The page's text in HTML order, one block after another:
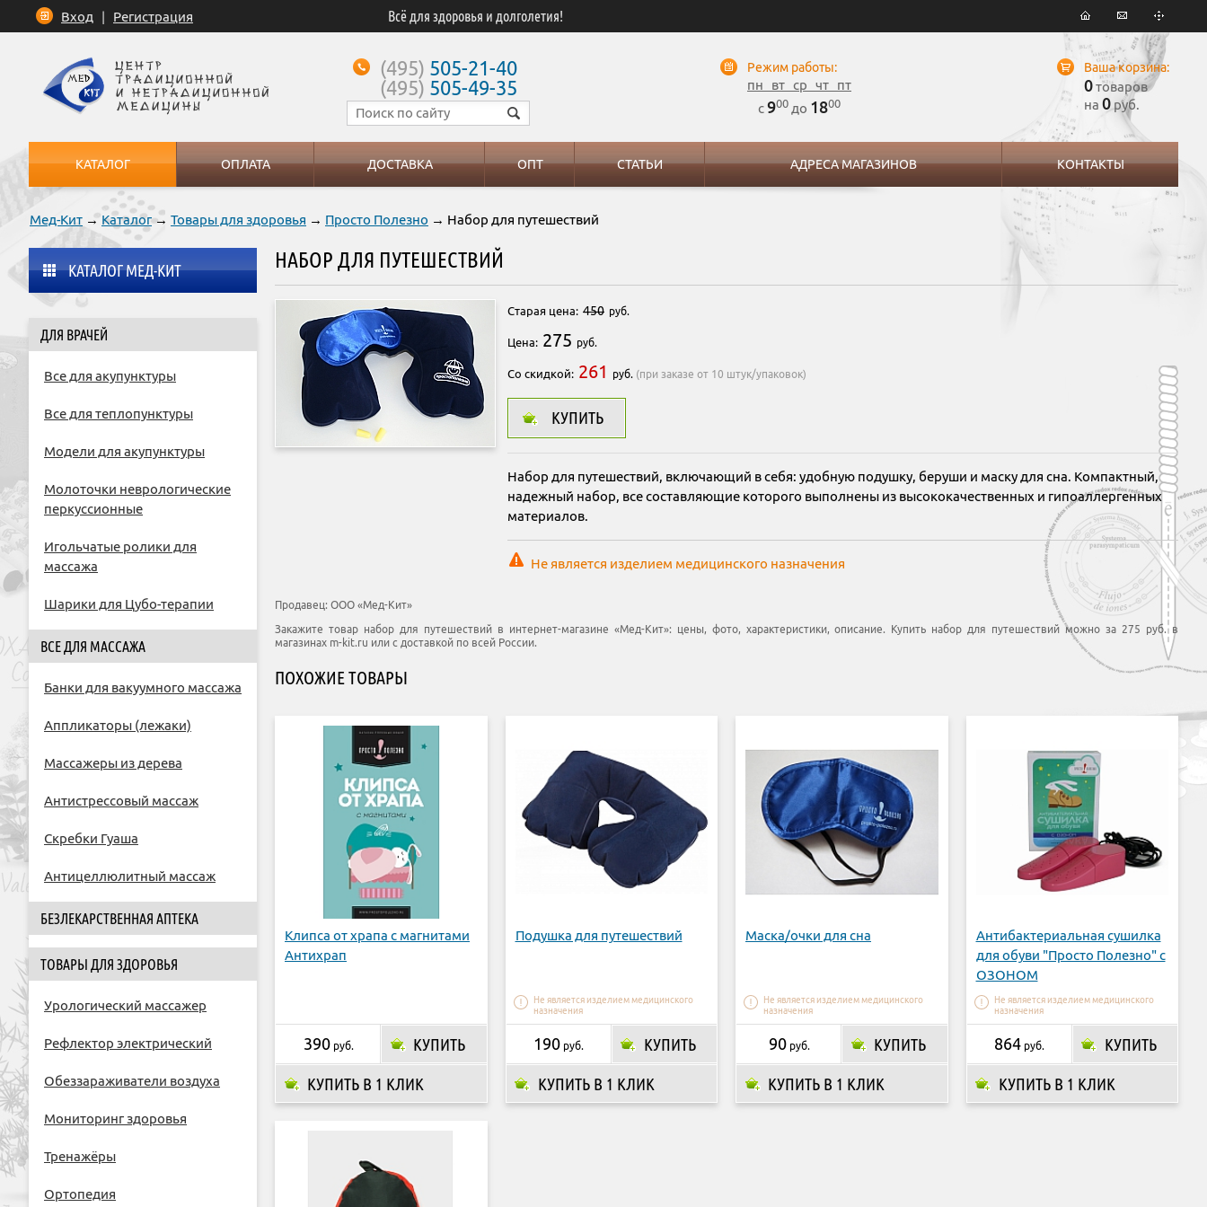
Мед-Кит →Каталог→ Товары для здоровья → Просто Полезно → Набор для путешествий
НАБОР ДЛЯ ПУТЕШЕСТВИЙ
Старая цена: 450 руб.
Цена: 275 руб.
Со скидкой: 261 руб. (при заказе от 10 штук/упаковок)
КУПИТЬ
Набор для путешествий, включающий в себя: удобную подушку, беруши и маску для сна. Компактный,
надежный набор, все составляющие которого выполнены из высококачественных и гипоаллергенных
материалов.
Не является изделием медицинского назначения
Продавец: ООО «Мед-Кит»
Закажите товар набор для путешествий в интернет-магазине «Мед-Кит»: цены, фото, характеристики, описание. Купить набор для путешествий можно за 275 руб. в
магазинах m-kit.ru или с доставкой по всей России.
ПОХОЖИЕ ТОВАРЫ
Клипса от храпа с магнитами
Антихрап
КУПИТЬ В 1 КЛИК
390руб. КУПИТЬ
Подушка для путешествий
Не является изделием медицинского
назначения
КУПИТЬ В 1 КЛИК
190 руб. КУПИТЬ
Маска/очки для сна
Не является изделием медицинского
назначения
КУПИТЬ В 1 КЛИК
90руб. КУПИТЬ
Антибактериальная сушилка
для обуви "Просто Полезно" с
ОЗОНОМ
Не является изделием медицинского
назначения
КУПИТЬ В 1 КЛИК
864 руб. КУПИТЬ
КАТАЛОГ МЕД-КИТ
ДЛЯ ВРАЧЕЙ
Все для акупунктуры
Все для теплопунктуры
Модели для акупунктуры
Молоточки неврологические
перкуссионные
Игольчатые ролики для
массажа
Шарики для Цубо-терапии
ВСЕ ДЛЯ МАССАЖА
Банки для вакуумного массажа
Аппликаторы (лежаки)
Массажеры из дерева
Антистрессовый массаж
Скребки Гуаша
Антицеллюлитный массаж
БЕЗЛЕКАРСТВЕННАЯ АПТЕКА
ТОВАРЫ ДЛЯ ЗДОРОВЬЯ
Урологический массажер
Рефлектор электрический
Обеззараживатели воздуха
Мониторинг здоровья
Тренажёры
Ортопедия
(495) 505-21-40
(495) 505-49-35
Режим работы:
пн вт ср чт пт
с900 до 1800
Ваша корзина:
0товаров
на 0 руб.
КАТАЛОГ ОПЛАТА ДОСТАВКА ОПТ СТАТЬИ АДРЕСА МАГАЗИНОВ КОНТАКТЫ
Вход | Регистрация Всё для здоровья и долголетия!